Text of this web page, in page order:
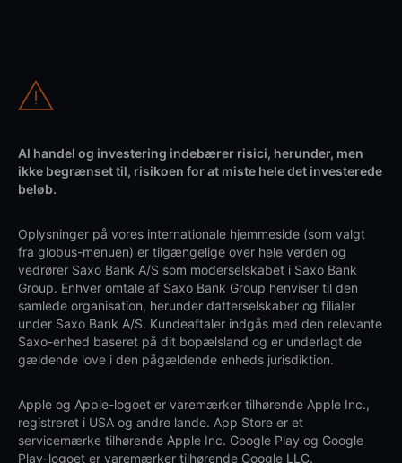
Al handel og investering indebærer risici, herunder, men
ikke begrænset til, risikoen for at miste hele det investerede
beløb.
Oplysninger på vores internationale hjemmeside (som valgt
fra globus-menuen) er tilgængelige over hele verden og
vedrører Saxo Bank A/S som moderselskabet i Saxo Bank
Group. Enhver omtale af Saxo Bank Group henviser til den
samlede organisation, herunder datterselskaber og filialer
under Saxo Bank A/S. Kundeaftaler indgås med den relevante
Saxo-enhed baseret på dit bopælsland og er underlagt de
gældende love i den pågældende enheds jurisdiktion.
Apple og Apple-logoet er varemærker tilhørende Apple Inc.,
registreret i USA og andre lande. App Store er et
servicemærke tilhørende Apple Inc. Google Play og Google
Play-logoet er varemærker tilhørende Google LLC.